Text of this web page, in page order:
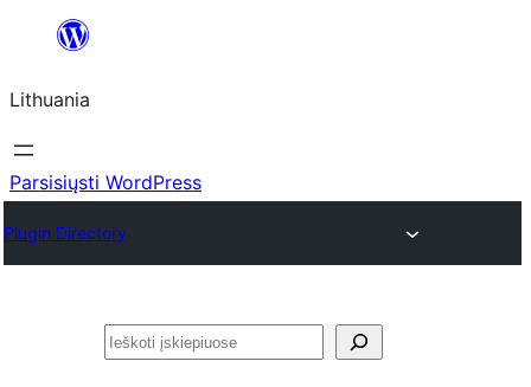
turinio
Lithuania
Parsisiųsti WordPress
Plugin Directory
Paieška